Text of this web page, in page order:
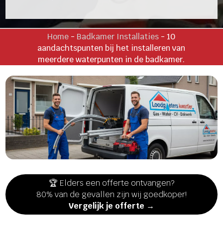
Home - Badkamer Installaties -10
aandachtspunten bij het installeren van
meerdere waterpunten in de badkamer.
🏆 Elders een offerte ontvangen?
80% van de gevallen zijn wij goedkoper!
Vergelijk je offerte →